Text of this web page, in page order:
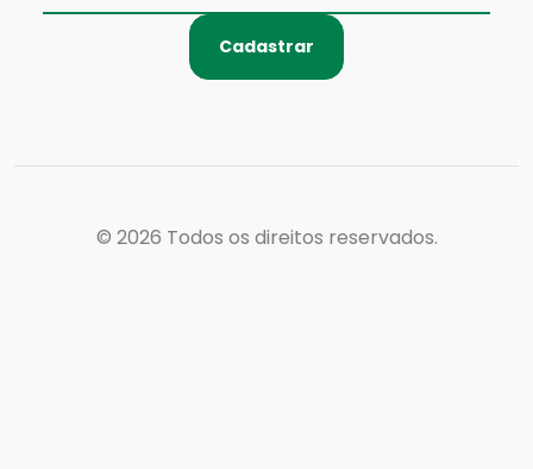
Cadastrar
© 2026 Todos os direitos reservados.